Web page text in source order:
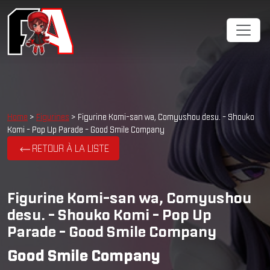
Home > Figurines > Figurine Komi-san wa, Comyushou desu. - Shouko
Komi - Pop Up Parade - Good Smile Company
RETOUR À LA LISTE
Figurine Komi-san wa, Comyushou
desu. - Shouko Komi - Pop Up
Parade - Good Smile Company
Good Smile Company